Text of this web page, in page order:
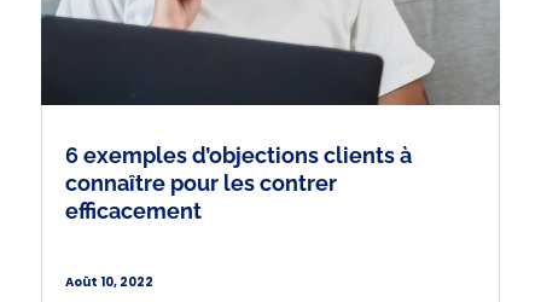
6 exemples d’objections clients à
connaître pour les contrer
efficacement
Août 10, 2022